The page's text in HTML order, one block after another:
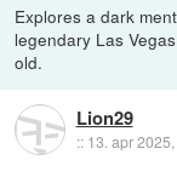
Explores a dark
legendary Las
old.
Lion29
:: 13. apr